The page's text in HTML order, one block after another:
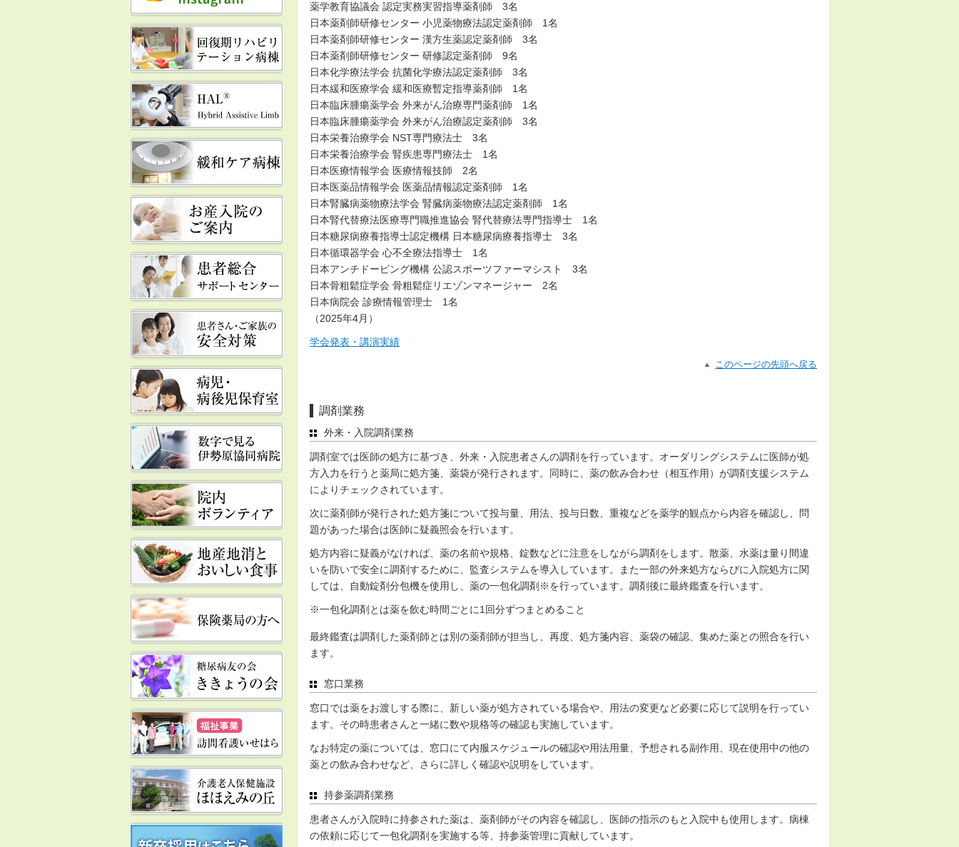
薬学教育協議会 認定実務実習指導薬剤師 3名
日本薬剤師研修センター 小児薬物療法認定薬剤師 1名
日本薬剤師研修センター 漢方生薬認定薬剤師 3名
日本薬剤師研修センター 研修認定薬剤師 9名
日本化学療法学会 抗菌化学療法認定薬剤師 3名
日本緩和医療学会 緩和医療暫定指導薬剤師 1名
日本臨床腫瘍薬学会 外来がん治療専門薬剤師 1名
日本臨床腫瘍薬学会 外来がん治療認定薬剤師 3名
日本栄養治療学会 NST専門療法士 3名
日本栄養治療学会 腎疾患専門療法士 1名
日本医療情報学会 医療情報技師 2名
日本医薬品情報学会 医薬品情報認定薬剤師 1名
日本腎臓病薬物療法学会 腎臓病薬物療法認定薬剤師 1名
日本腎代替療法医療専門職推進協会 腎代替療法専門指導士 1名
日本糖尿病療養指導士認定機構 日本糖尿病療養指導士 3名
日本循環器学会 心不全療法指導士 1名
日本アンチドーピング機構 公認スポーツファーマシスト 3名
日本骨粗鬆症学会 骨粗鬆症リエゾンマネージャー 2名
日本病院会 診療情報管理士 1名
（2025年4月）
学会発表・講演実績
このページの先頭へ戻る
調剤業務
外来・入院調剤業務
調剤室では医師の処方に基づき、外来・入院患者さんの調剤を行っています。オーダリングシステムに医師が処
方入力を行うと薬局に処方箋、薬袋が発行されます。同時に、薬の飲み合わせ（相互作用）が調剤支援システム
によりチェックされています。
次に薬剤師が発行された処方箋について投与量、用法、投与日数、重複などを薬学的観点から内容を確認し、問
題があった場合は医師に疑義照会を行います。
処方内容に疑義がなければ、薬の名前や規格、錠数などに注意をしながら調剤をします。散薬、水薬は量り間違
いを防いで安全に調剤するために、監査システムを導入しています。また一部の外来処方ならびに入院処方に関
しては、自動錠剤分包機を使用し、薬の一包化調剤※を行っています。調剤後に最終鑑査を行います。
※一包化調剤とは薬を飲む時間ごとに1回分ずつまとめること
最終鑑査は調剤した薬剤師とは別の薬剤師が担当し、再度、処方箋内容、薬袋の確認、集めた薬との照合を行い
ます。
窓口業務
窓口では薬をお渡しする際に、新しい薬が処方されている場合や、用法の変更など必要に応じて説明を行ってい
ます。その時患者さんと一緒に数や規格等の確認も実施しています。
なお特定の薬については、窓口にて内服スケジュールの確認や用法用量、予想される副作用、現在使用中の他の
薬との飲み合わせなど、さらに詳しく確認や説明をしています。
持参薬調剤業務
患者さんが入院時に持参された薬は、薬剤師がその内容を確認し、医師の指示のもと入院中も使用します。病棟
の依頼に応じて一包化調剤を実施する等、持参薬管理に貢献しています。